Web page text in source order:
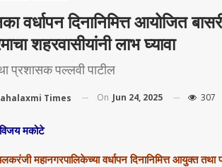
वर्धापन दिनानिमित्त आयोजित
शहरवासीयांनी लाभ घ्यावा
प्रशासक पल्लवी पाटील
Times On Jun 24, 2025 307
विजय मकोटे
महानगरपालिकेच्या वर्धापन दिनानिमित्त आयुक्त तथा